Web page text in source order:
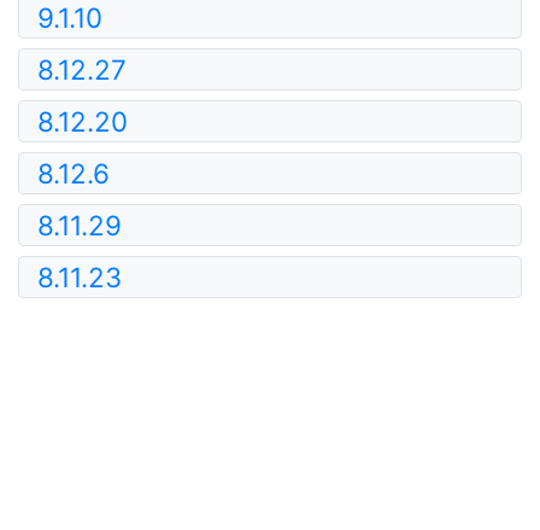
9.1.10
8.12.27
8.12.20
8.12.6
8.11.29
8.11.23